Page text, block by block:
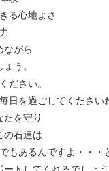
る心地よさ
がら
う。
ださい。
を過ごしてください
たを守り
の石達は
あるんですよ・・・